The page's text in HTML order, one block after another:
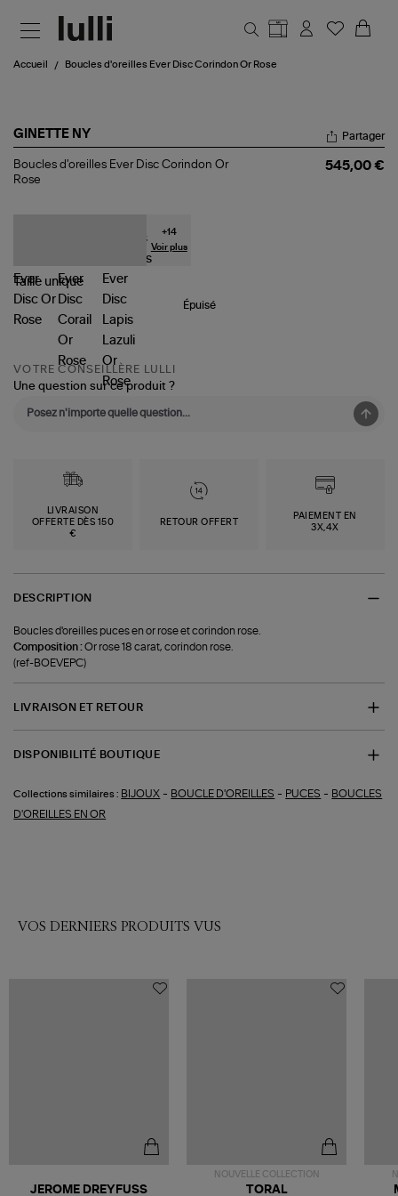
Accueil Boucles d'oreilles Ever Disc Corindon Or Rose
GINETTE NY
Boucles
d'oreilles
Partager
Boucles d'oreilles Ever Disc Corindon Or
Rose
545,00 €
+14
Voir plus
Taille unique
Épuisé
VOTRE CONSEILLÈRE LULLI
Une question sur ce produit ?
LIVRAISON
OFFERTE DÈS 150
€
RETOUR OFFERT
PAIEMENT EN
3X,4X
DESCRIPTION
Boucles d'oreilles puces en or rose et corindon rose.
Composition :Or rose 18 carat, corindon rose.
(ref-BOEVEPC)
LIVRAISON ET RETOUR
DISPONIBILITÉ BOUTIQUE
Collections similaires : BIJOUX - BOUCLE D'OREILLES - PUCES - BOUCLES
D'OREILLES EN OR
VOS DERNIERS PRODUITS VUS
JEROME DREYFUSS
NOUVELLE COLLECTION
TORAL